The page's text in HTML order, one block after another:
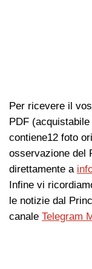
Per ricevere il
PDF
contiene12 foto
osservazione del
direttamente a
Infine vi
le notizie dal
canale Telegram